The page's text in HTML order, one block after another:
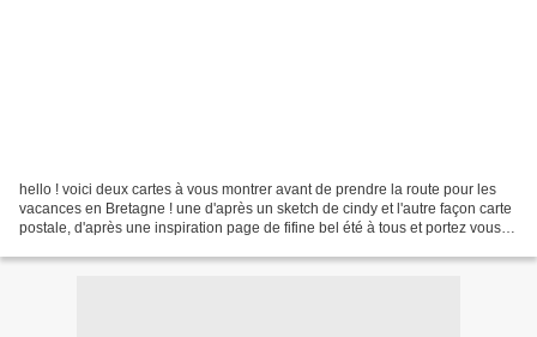
hello ! voici deux cartes à vous montrer avant de prendre la route pour les
vacances en Bretagne ! une d'après un sketch de cindy et l'autre façon carte
postale, d'après une inspiration page de fifine bel été à tous et portez vous